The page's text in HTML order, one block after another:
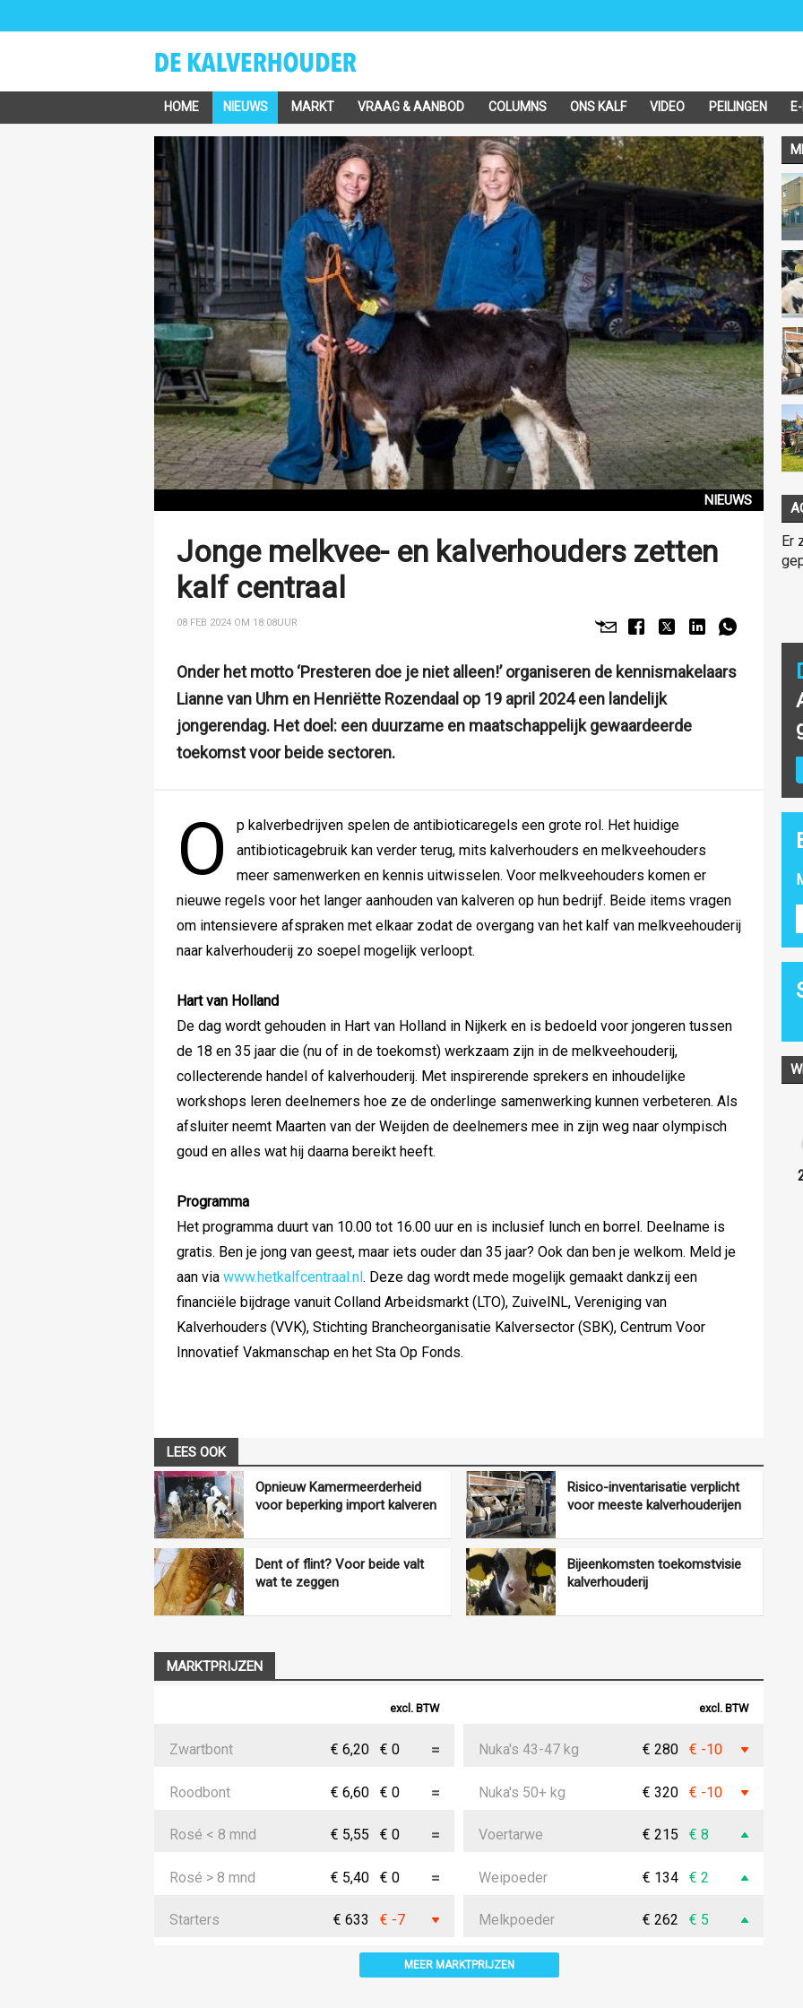
HOME NIEUWS MARKT VRAAG & AANBOD COLUMNS ONS KALF VIDEO PEILINGEN
NIEUWS
Jonge melkvee- en kalverhouders zetten
kalf centraal
08 FEB 2024 OM 18:08UUR
Onder het motto ‘Presteren doe je niet alleen!’ organiseren de kennismakelaars
Lianne van Uhm en Henriëtte Rozendaal op 19 april 2024 een landelijk
jongerendag. Het doel: een duurzame en maatschappelijk gewaardeerde
toekomst voor beide sectoren.
O
p kalverbedrijven spelen de antibioticaregels een grote rol. Het huidige
antibioticagebruik kan verder terug, mits kalverhouders en melkveehouders
meer samenwerken en kennis uitwisselen. Voor melkveehouders komen er
nieuwe regels voor het langer aanhouden van kalveren op hun bedrijf. Beide items vragen
om intensievere afspraken met elkaar zodat de overgang van het kalf van melkveehouderij
naar kalverhouderij zo soepel mogelijk verloopt.
Hart van Holland
De dag wordt gehouden in Hart van Holland in Nijkerk en is bedoeld voor jongeren tussen
de 18 en 35 jaar die (nu of in de toekomst) werkzaam zijn in de melkveehouderij,
collecterende handel of kalverhouderij. Met inspirerende sprekers en inhoudelijke
workshops leren deelnemers hoe ze de onderlinge samenwerking kunnen verbeteren. Als
afsluiter neemt Maarten van der Weijden de deelnemers mee in zijn weg naar olympisch
goud en alles wat hij daarna bereikt heeft.
Programma
Het programma duurt van 10.00 tot 16.00 uur en is inclusief lunch en borrel. Deelname is
gratis. Ben je jong van geest, maar iets ouder dan 35 jaar? Ook dan ben je welkom. Meld je
aan via www.hetkalfcentraal.nl . Deze dag wordt mede mogelijk gemaakt dankzij een
financiële bijdrage vanuit Colland Arbeidsmarkt (LTO), ZuivelNL, Vereniging van
Kalverhouders (VVK), Stichting Brancheorganisatie Kalversector (SBK), Centrum Voor
Innovatief Vakmanschap en het Sta Op Fonds.
LEES OOK
Opnieuw Kamermeerderheid
voor beperking import kalveren
Risico-inventarisatie verplicht
voor meeste kalverhouderijen
Dent of flint? Voor beide valt
wat te zeggen
Bijeenkomsten toekomstvisie
kalverhouderij
MARKTPRIJZEN
excl. BTW
Zwartbont € 6,20 € 0
Roodbont € 6,60 € 0
Rosé < 8 mnd € 5,55 € 0
Rosé > 8 mnd € 5,40 € 0
Starters € 633 € -7
excl. BTW
Nuka's 43-47 kg € 280 € -10
Nuka's 50+ kg € 320 € -10
Voertarwe € 215 € 8
Weipoeder € 134 € 2
Melkpoeder € 262 € 5
MEER MARKTPRIJZEN
Er